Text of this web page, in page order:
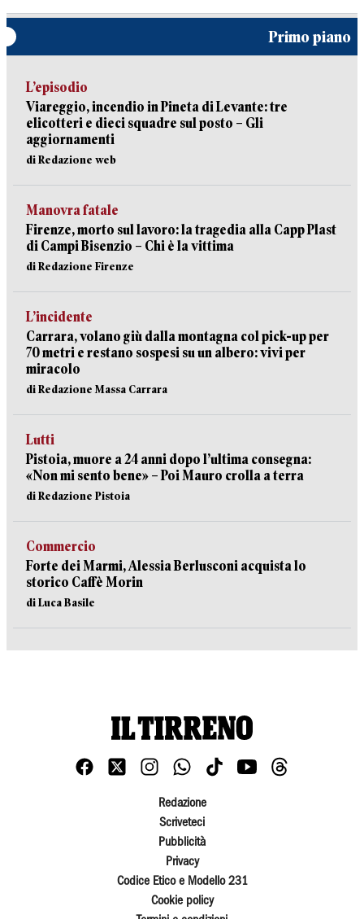
Primo piano
L’episodio
Viareggio, incendio in Pineta di Levante: tre
elicotteri e dieci squadre sul posto – Gli
aggiornamenti
di Redazione web
Manovra fatale
Firenze, morto sul lavoro: la tragedia alla Capp Plast
di Campi Bisenzio – Chi è la vittima
di Redazione Firenze
L’incidente
Carrara, volano giù dalla montagna col pick-up per
70 metri e restano sospesi su un albero: vivi per
miracolo
di Redazione Massa Carrara
Lutti
Pistoia, muore a 24 anni dopo l’ultima consegna:
«Non mi sento bene» – Poi Mauro crolla a terra
di Redazione Pistoia
Commercio
Forte dei Marmi, Alessia Berlusconi acquista lo
storico Caffè Morin
di Luca Basile
Redazione
Scriveteci
Pubblicità
Privacy
Codice Etico e Modello 231
Cookie policy